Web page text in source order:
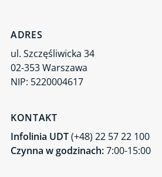
ADRES
ul. Szczęśliwicka 34
02-353 Warszawa
NIP: 5220004617
KONTAKT
Infolinia UDT(+48) 22 57 22 100
Czynna w godzinach:7:00-15:00